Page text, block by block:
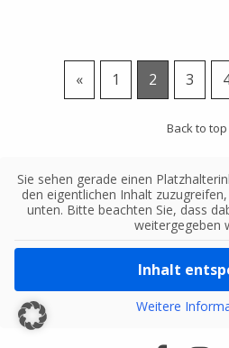
« 1 2 3
Back to top
Sie sehen gerade einen
den eigentlichen Inhalt
unten. Bitte beachten Sie, dass
weitergegeben
Inhalt
Weitere